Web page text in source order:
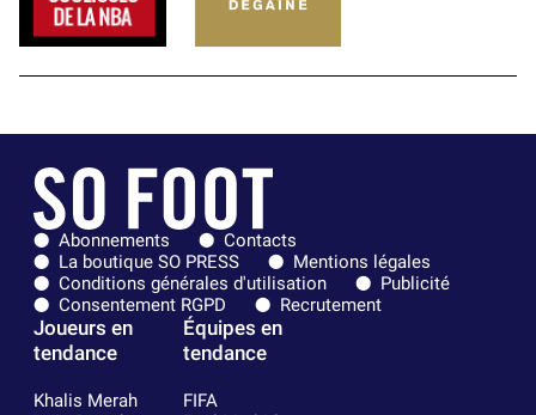
Abonnements
Contacts
La boutique SO PRESS
Mentions légales
Conditions générales d'utilisation
Publicité
Consentement RGPD
Recrutement
Joueurs en
tendance
Khalis Merah
Équipes en
tendance
FIFA